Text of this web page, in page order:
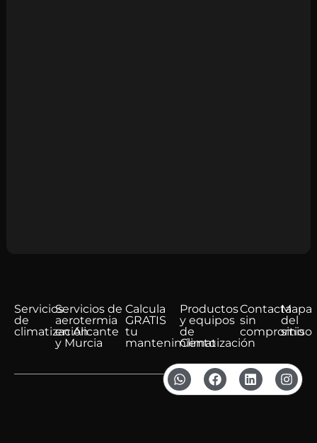
Servicios
de
climatización
Servicios de
aerotermia
en Alicante
y Murcia
Calcula
GRATIS
tu
mantenimiento
Productos
y equipos
de
Climatización
Contacta
sin
compromiso
Mapa
del
sitio